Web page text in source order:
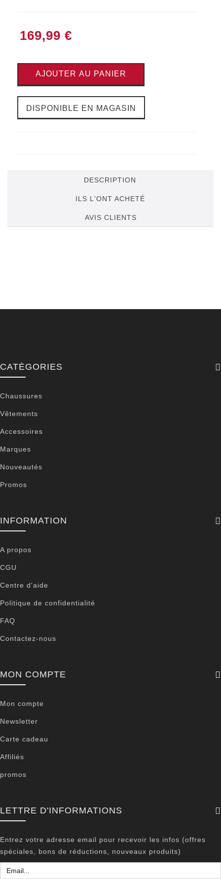
169,99 €
AJOUTER AU PANIER
DISPONIBLE EN MAGASIN
DESCRIPTION
ILS L'ONT ACHETÉ
AVIS CLIENTS
CATÉGORIES
Chaussures
Vêtements
Accessoires
Marques
Nouveautés
Promos
INFORMATION
A propos
CGU
Centre d'aide
Politique de confidentialité
FAQ
Contactez-nous
MON COMPTE
Mon compte
Newsletter
Carte cadeau
Affiliés
promos
LETTRE D'INFORMATIONS
Entrez votre adresse email pour recevoir les infos (offres
spéciales, bons de réductions, nouveaux produits)